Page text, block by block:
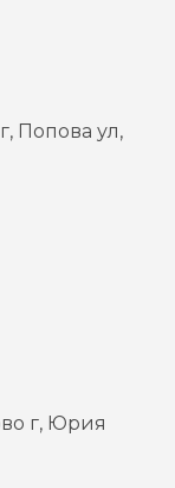
Попова ул,
г, Юрия